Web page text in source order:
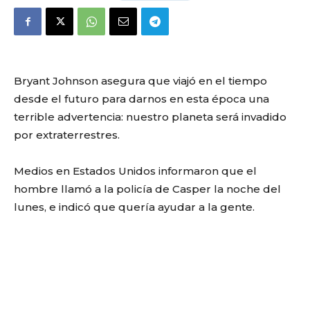
Bryant Johnson asegura que viajó en el tiempo
desde el futuro para darnos en esta época una
terrible advertencia: nuestro planeta será invadido
por extraterrestres.
Medios en Estados Unidos informaron que el
hombre llamó a la policía de Casper la noche del
lunes, e indicó que quería ayudar a la gente.